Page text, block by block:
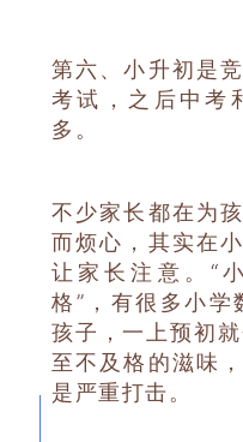
第六、小升初是
考试，之后中考
多。
不少家长都在为
而烦心，其实在
让家长注意。“
格”，有很多小
孩子，一上预初
至不及格的滋味
是严重打击。